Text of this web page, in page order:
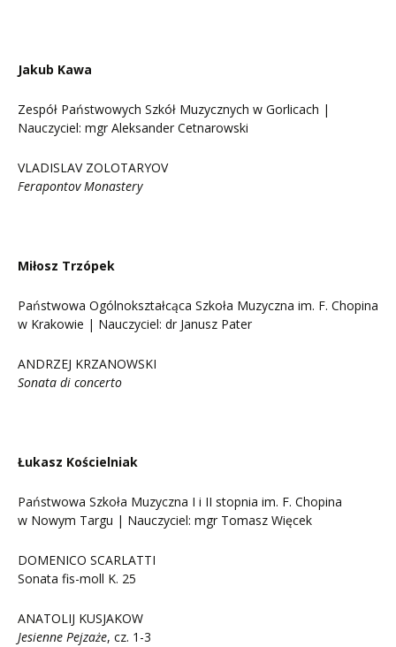
Jakub Kawa
Zespół Państwowych Szkół Muzycznych w Gorlicach |
Nauczyciel: mgr Aleksander Cetnarowski
VLADISLAV ZOLOTARYOV
Ferapontov Monastery
Miłosz Trzópek
Państwowa Ogólnokształcąca Szkoła Muzyczna im. F. Chopina
w Krakowie | Nauczyciel: dr Janusz Pater
ANDRZEJ KRZANOWSKI
Sonata di concerto
Łukasz Kościelniak
Państwowa Szkoła Muzyczna I i II stopnia im. F. Chopina
w Nowym Targu | Nauczyciel: mgr Tomasz Więcek
DOMENICO SCARLATTI
Sonata fis-moll K. 25
ANATOLIJ KUSJAKOW
Jesienne Pejzaże, cz. 1-3